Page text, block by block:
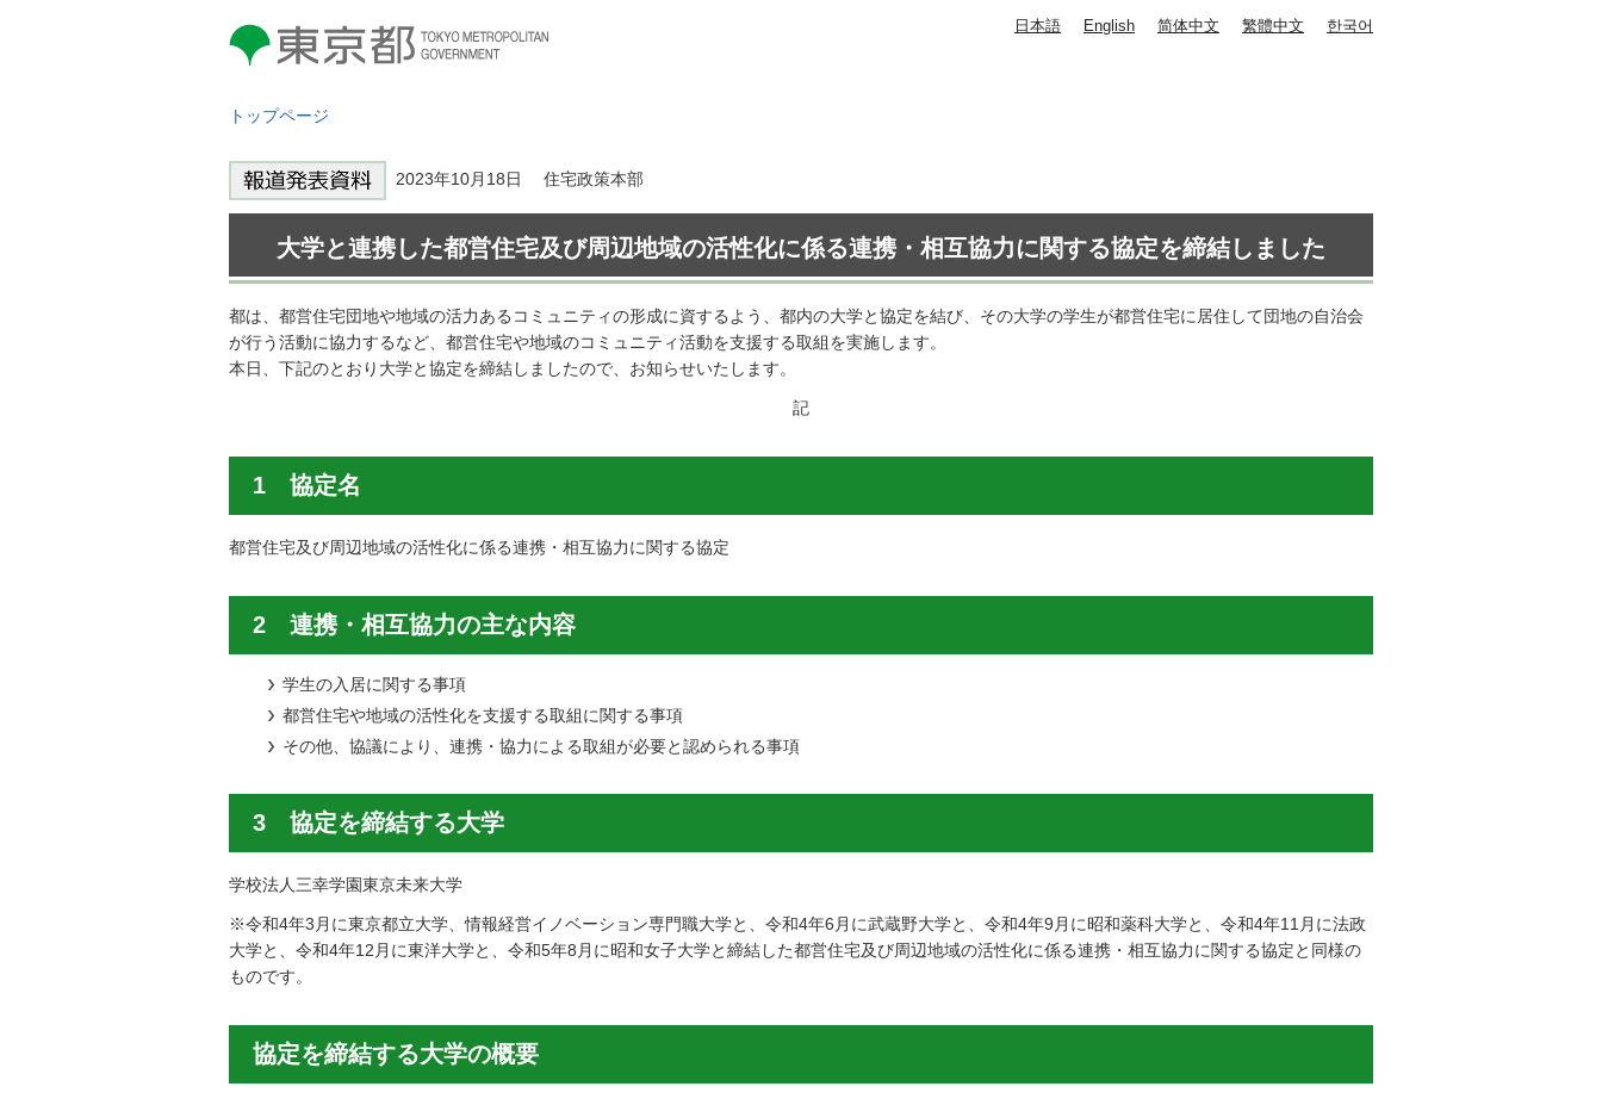
東京都 TOKYO METROPOLITAN
GOVERNMENT
日本語 English 简体中文 繁體中文 한국어
トップページ
2023年10月18日 住宅政策本部
大学と連携した都営住宅及び周辺地域の活性化に係る連携・相互協力に関する協定を締結しました
都は、都営住宅団地や地域の活力あるコミュニティの形成に資するよう、都内の大学と協定を結び、その大学の学生が都営住宅に居住して団地の自治会
が行う活動に協力するなど、都営住宅や地域のコミュニティ活動を支援する取組を実施します。
本日、下記のとおり大学と協定を締結しましたので、お知らせいたします。
記
1 協定名
都営住宅及び周辺地域の活性化に係る連携・相互協力に関する協定
2 連携・相互協力の主な内容
学生の入居に関する事項
都営住宅や地域の活性化を支援する取組に関する事項
その他、協議により、連携・協力による取組が必要と認められる事項
3 協定を締結する大学
学校法人三幸学園東京未来大学
※令和4年3月に東京都立大学、情報経営イノベーション専門職大学と、令和4年6月に武蔵野大学と、令和4年9月に昭和薬科大学と、令和4年11月に法政
大学と、令和4年12月に東洋大学と、令和5年8月に昭和女子大学と締結した都営住宅及び周辺地域の活性化に係る連携・相互協力に関する協定と同様の
ものです。
協定を締結する大学の概要